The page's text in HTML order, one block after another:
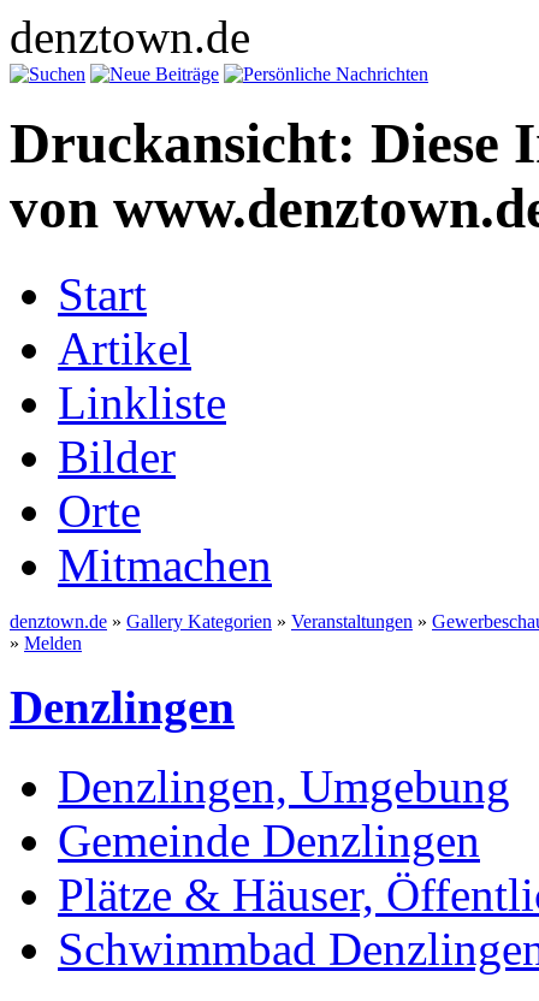
denztown.de
Druckansicht: Diese
von
Start
Artikel
Linkliste
Bilder
Orte
Mitmachen
denztown.de » Gallery Kategorien » Veranstaltungen »
» Melden
Denzlingen
Denzlingen, Umgebung
Gemeinde Denzlingen
Plätze & Häuser,
Schwimmbad